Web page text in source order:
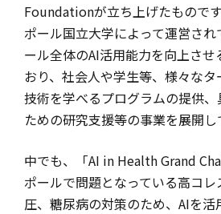
Foundationが立ち上げたもので
ポール国立大学によって運営さ
ール全体のAI活用能力を向上させ
おり、社会人や学生等、様々な
技術を学べるプログラムの提供
ための研究支援等の事業を展開し
中でも、「AI in Health Grand
ポールで問題となっている高コ
圧、糖尿病の対策のため、AIを